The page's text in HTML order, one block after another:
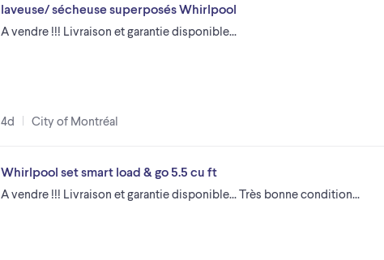
laveuse/ sécheuse superposés Whirlpool
A vendre !!! Livraison et garantie disponible...
4d City of Montréal
Whirlpool set smart load & go 5.5 cu ft
A vendre !!! Livraison et garantie disponible... Très bonne condition...